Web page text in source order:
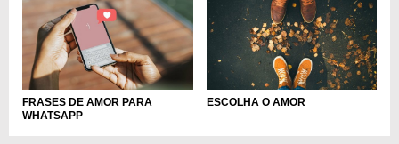
FRASES DE AMOR PARA
WHATSAPP
ESCOLHA O AMOR